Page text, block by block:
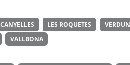
CANYELLES LES ROQUETES VERDUN
VALLBONA